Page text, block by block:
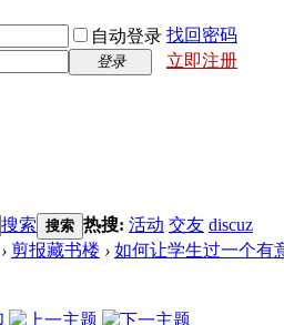
自动登录 找回密码
登录 立即注册
搜索 搜索 热搜: 活动 交友 discuz
› 剪报藏书楼 › 如何让学生过一个有